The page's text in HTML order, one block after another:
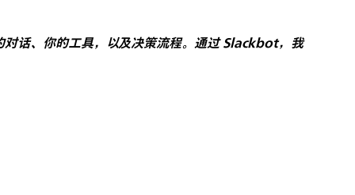
话、你的工具，以及决策流程。通过 Slackbot，我